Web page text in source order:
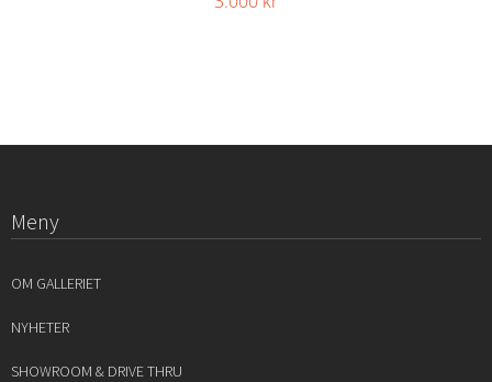
Meny
OM GALLERIET
NYHETER
SHOWROOM & DRIVE THRU